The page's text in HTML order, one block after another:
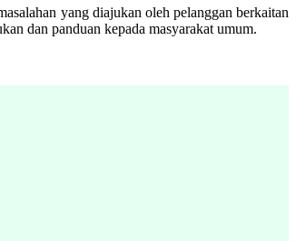
yang diajukan oleh pelanggan berkaitan
dan panduan kepada masyarakat umum.